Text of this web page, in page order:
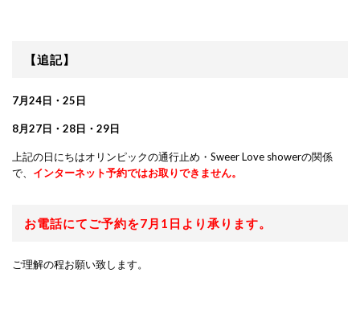
【追記】
7月24日・25日
8月27日・28日・29日
上記の日にちはオリンピックの通行止め・Sweer Love showerの関係
で、 インターネット予約ではお取りできません。
お電話にてご予約を7月1日より承ります。
ご理解の程お願い致します。